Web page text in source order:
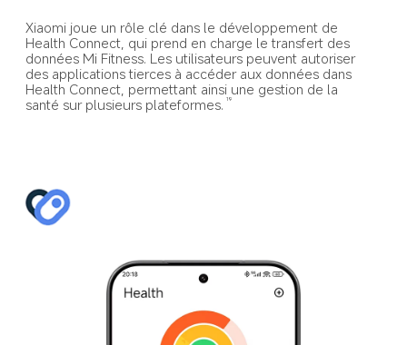
Xiaomi joue un rôle clé dans le développement de
Health Connect, qui prend en charge le transfert des
données Mi Fitness. Les utilisateurs peuvent autoriser
des applications tierces à accéder aux données dans
Health Connect, permettant ainsi une gestion de la
santé sur plusieurs plateformes. 19